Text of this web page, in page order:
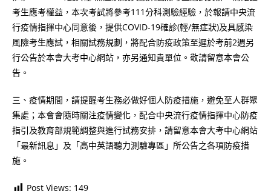
考生應考權益，本次考試將參考111分科測驗經驗，於報請中央流
行疫情指揮中心同意後，提供COVID-19確診(輕/無症狀)及具感染
風險考生應試，相關試務規劃，將配合防疫政策至遲於考前2週另
行公告於本會大考中心網站，亦另通知貴單位。敬請留意本會公
告。
三、疫情期間，請提醒考生務必做好個人防疫措施，避免至人群聚
集處；本會會隨時關注疫情變化，配合中央流行疫情指揮中心防疫
指引及教育部規範調整與進行試務安排，請留意本會大考中心網站
「最新訊息」及「高中英語聽力測驗專區」所公告之各項防疫措
施。
Post Views: 149